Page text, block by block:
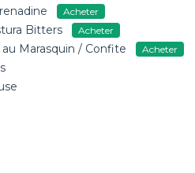
Acheter
Bitters Acheter
au Marasquin / Confite Acheter